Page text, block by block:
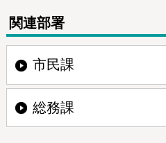
関連部署
市民課
総務課